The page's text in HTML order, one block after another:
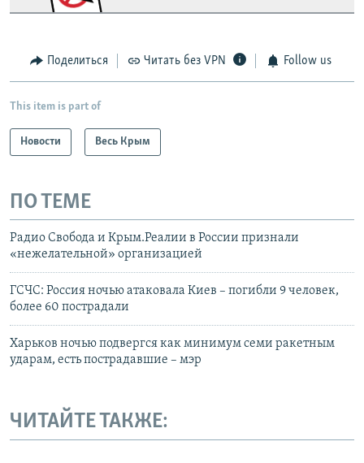
Поделиться Читать без VPN Follow us
This item is part of
Новости Весь Крым
ПО ТЕМЕ
Радио Свобода и Крым.Реалии в России признали
«нежелательной» организацией
ГСЧС: Россия ночью атаковала Киев – погибли 9 человек,
более 60 пострадали
Харьков ночью подвергся как минимум семи ракетным
ударам, есть пострадавшие – мэр
ЧИТАЙТЕ ТАКЖЕ: